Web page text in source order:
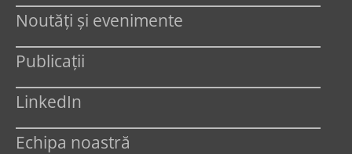
Noutăți și evenimente
Publicații
LinkedIn
Echipa noastră